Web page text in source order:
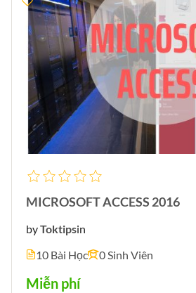
MICROSOFT ACCESS 2016
byToktipsin
10 Bài Học
0 Sinh Viên
Miễn phí